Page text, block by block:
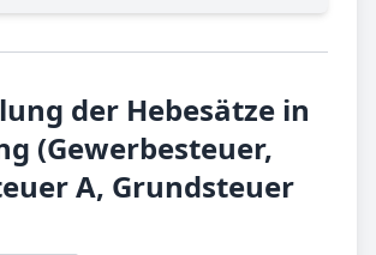
der Hebesätze in
(Gewerbesteuer,
A, Grundsteuer